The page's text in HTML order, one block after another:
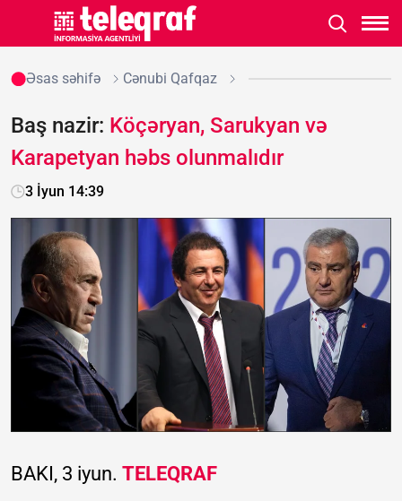
Əsas səhifə Cənubi Qafqaz
Baş nazir: Köçəryan, Sarukyan və
Karapetyan həbs olunmalıdır
3 İyun 14:39
BAKI, 3 iyun. TELEQRAF